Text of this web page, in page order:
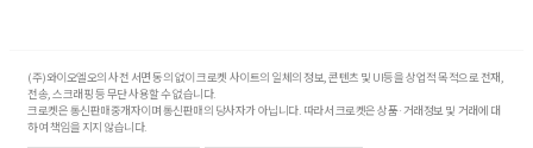
(주)와이오엘오의 사전 서면 동의 없이 크로켓 사이트의 일체의 정보, 콘텐츠 및 UI등을 상업적 목적으로 전재,
전송, 스크래핑 등 무단 사용할 수 없습니다.
크로켓은 통신판매중개자이며 통신판매의 당사자가 아닙니다. 따라서 크로켓은 상품·거래정보 및 거래에 대
하여 책임을 지지 않습니다.